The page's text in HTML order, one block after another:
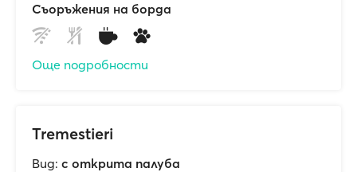
Съоръжения на борда
Още подробности
Tremestieri
Вид: с открита палуба